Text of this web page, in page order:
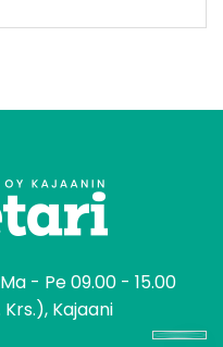
- Pe 09.00 - 15.00
Kajaani